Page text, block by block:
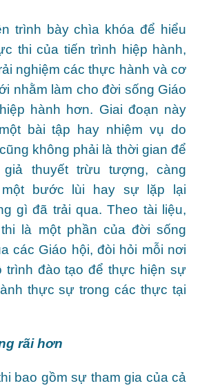
trình bày chìa khóa để hiểu
thi của tiến trình hiệp hành,
nghiệm các thực hành và cơ
nhằm làm cho đời sống Giáo
hành hơn. Giai đoạn này
bài tập hay nhiệm vụ do
không phải là thời gian để
thuyết trừu tượng, càng
một bước lùi hay sự lặp lại
gì đã trải qua. Theo tài liệu,
là một phần của đời sống
các Giáo hội, đòi hỏi mỗi nơi
trình đào tạo để thực hiện sự
thực sự trong các thực tại
rãi hơn
bao gồm sự tham gia của cả